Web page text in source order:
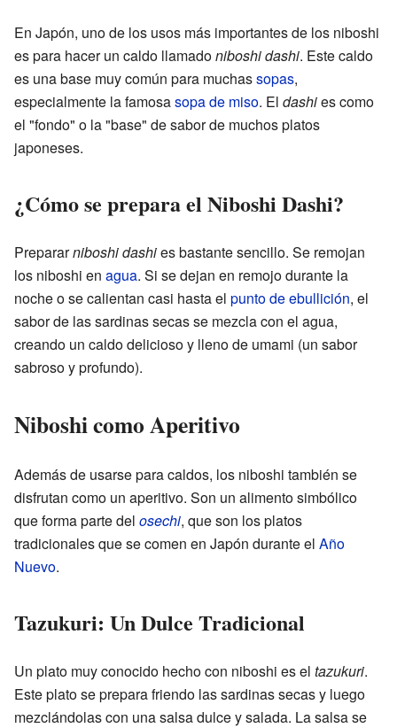
En Japón, uno de los usos más importantes de los niboshi
es para hacer un caldo llamadoniboshi dashi. Este caldo
es una base muy común para muchassopas,
especialmente la famosasopa de miso. El dashies como
el "fondo" o la "base" de sabor de muchos platos
japoneses.
¿Cómo se prepara el Niboshi Dashi?
Prepararniboshi dashies bastante sencillo. Se remojan
los niboshi en agua. Si se dejan en remojo durante la
noche o se calientan casi hasta el punto de ebullición, el
sabor de las sardinas secas se mezcla con el agua,
creando un caldo delicioso y lleno de umami (un sabor
sabroso y profundo).
Niboshi como Aperitivo
Además de usarse para caldos, los niboshi también se
disfrutan como un aperitivo. Son un alimento simbólico
que forma parte del osechi, que son los platos
tradicionales que se comen en Japón durante el Año
Nuevo.
Tazukuri: Un Dulce Tradicional
Un plato muy conocido hecho con niboshi es el tazukuri.
Este plato se prepara friendo las sardinas secas y luego
mezclándolas con una salsa dulce y salada. La salsa se